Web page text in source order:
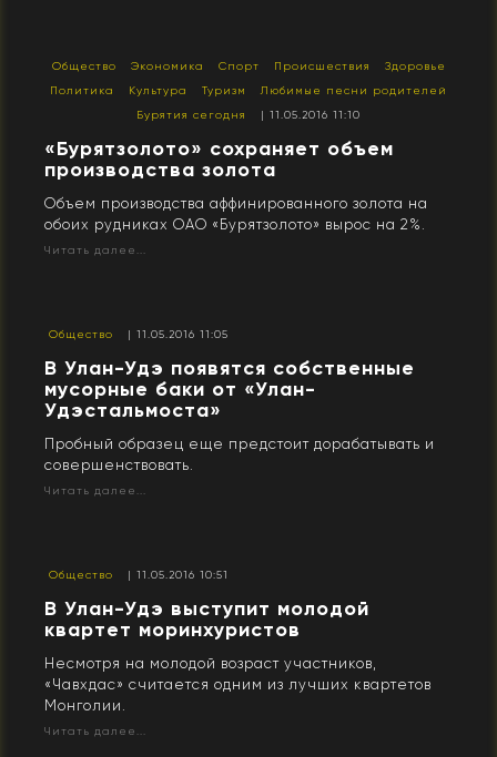
Общество Экономика Спорт Происшествия
Здоровье
Политика
Культура Туризм
Любимые песни родителей
Бурятия сегодня
| 11.05.2016 11:10
​«Бурятзолото» сохраняет объем
производства золота
Объем производства аффинированного золота на
обоих рудниках ОАО «Бурятзолото» вырос на 2%.
Читать далее...
Общество | 11.05.2016 11:05
В Улан-Удэ появятся собственные
мусорные баки от «Улан-
Удэстальмоста»
Пробный образец еще предстоит дорабатывать и
совершенствовать.
Читать далее...
Общество | 11.05.2016 10:51
В Улан-Удэ выступит молодой
квартет моринхуристов
Несмотря на молодой возраст участников,
«Чавхдас» считается одним из лучших квартетов
Монголии.
Читать далее...